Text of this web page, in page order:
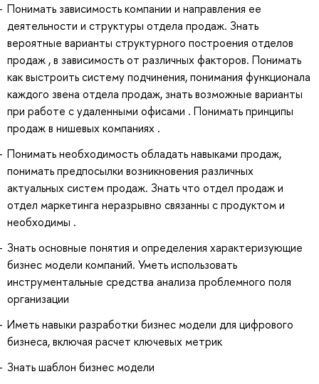
Понимать зависимость компании и направления ее
деятельности и структуры отдела продаж. Знать
вероятные варианты структурного построения отделов
продаж , в зависимость от различных факторов. Понимать
как выстроить систему подчинения, понимания функционала
каждого звена отдела продаж, знать возможные варианты
при работе с удаленными офисами . Понимать принципы
продаж в нишевых компаниях .
Понимать необходимость обладать навыками продаж,
понимать предпосылки возникновения различных
актуальных систем продаж. Знать что отдел продаж и
отдел маркетинга неразрывно связанны с продуктом и
необходимы .
Знать основные понятия и определения характеризующие
бизнес модели компаний. Уметь использовать
инструментальные средства анализа проблемного поля
организации
Иметь навыки разработки бизнес модели для цифрового
бизнеса, включая расчет ключевых метрик
Знать шаблон бизнес модели